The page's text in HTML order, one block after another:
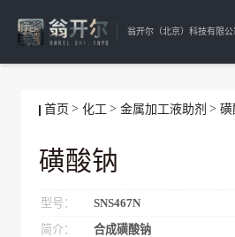
翁开尔（北京）科技有限公
首页 化工 金属加工液助剂 磺
磺酸钠
型号：
SNS467N
简介：
合成磺酸钠